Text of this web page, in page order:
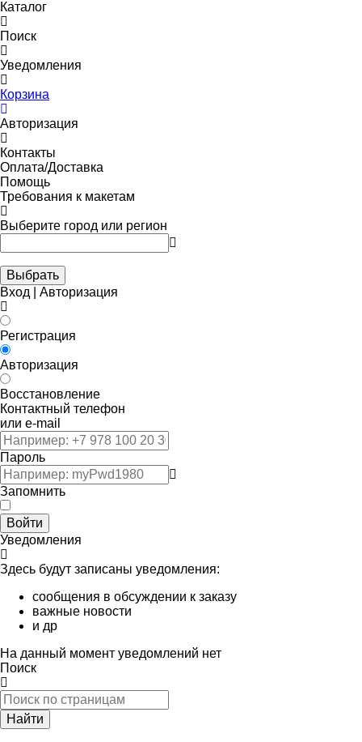
Каталог
Поиск
Уведомления
Корзина
Авторизация
Контакты
Оплата/Доставка
Помощь
Требования к макетам
Выберите город или регион
Выбрать
Вход | Авторизация
Регистрация
Авторизация
Восстановление
Контактный телефон
или e-mail
Пароль
Запомнить
Войти
Уведомления
Здесь будут записаны уведомления:
сообщения в обсуждении к заказу
важные новости
и др
На данный момент уведомлений нет
Поиск
Найти